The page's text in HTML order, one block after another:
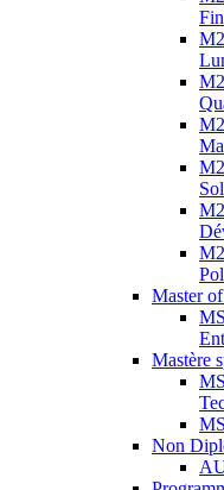
Master
Mastère
Non